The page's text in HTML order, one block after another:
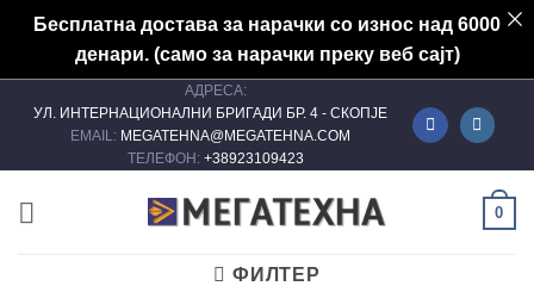
Бесплатна достава за нарачки со износ над 6000
денари. (само за нарачки преку веб сајт)
АДРЕСА:
УЛ. ИНТЕРНАЦИОНАЛНИ БРИГАДИ БР. 4 - СКОПЈЕ
EMAIL: MEGATEHNA@MEGATEHNA.COM
ТЕЛЕФОН: +38923109423
0
ФИЛТЕР